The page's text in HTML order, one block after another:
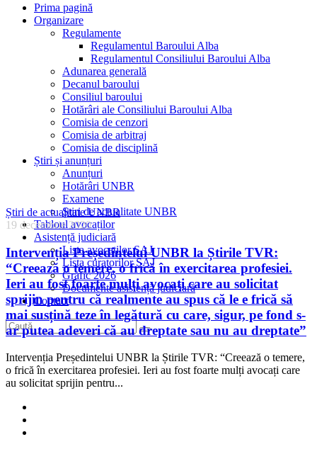
Prima pagină
Organizare
Regulamente
Regulamentul Baroului Alba
Regulamentul Consiliului Baroului Alba
Adunarea generală
Decanul baroului
Consiliul baroului
Hotărâri ale Consiliului Baroului Alba
Comisia de cenzori
Comisia de arbitraj
Comisia de disciplină
Știri și anunțuri
Anunțuri
Hotărâri UNBR
Examene
Știri de actualitate UNBR
Tabloul avocaților
Asistență judiciară
Lista avocaților SAJ
Lista curatorilor SAJ
Grafic 2026
Documente asistență judiciară
Contact
Știri de actualitate UNBR
19 decembrie 2020
Intervenția Președintelui UNBR la Știrile TVR:
“Creează o temere, o frică în exercitarea profesiei.
Ieri au fost foarte mulți avocați care au solicitat
sprijin pentru că realmente au spus că le e frică să
mai susțină teze în legătură cu care, sigur, pe fond s-
ar putea adeveri că au dreptate sau nu au dreptate”
Intervenția Președintelui UNBR la Știrile TVR: “Creează o temere,
o frică în exercitarea profesiei. Ieri au fost foarte mulți avocați care
au solicitat sprijin pentru...